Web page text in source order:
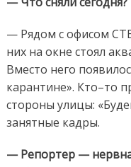
— Рядом с офисом
них на окне стоял
Вместо него
карантине». Кто–то
стороны улицы:
занятные кадры.
— Репортер —